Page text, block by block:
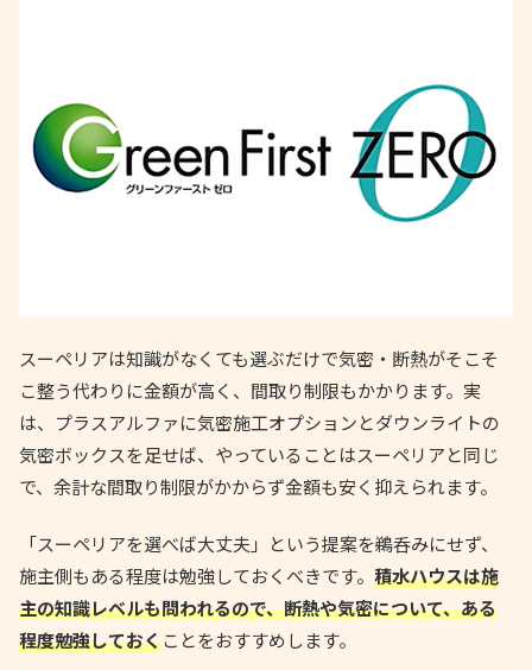
スーペリアは知識がなくても選ぶだけで気密・断熱がそこそ
こ整う代わりに金額が高く、間取り制限もかかります。実
は、プラスアルファに気密施工オプションとダウンライトの
気密ボックスを足せば、やっていることはスーペリアと同じ
で、余計な間取り制限がかからず金額も安く抑えられます。
「スーペリアを選べば大丈夫」という提案を鵜呑みにせず、
施主側もある程度は勉強しておくべきです。 積水ハウスは施
主の知識レベルも問われるので、断熱や気密について、ある
程度勉強しておくことをおすすめします。